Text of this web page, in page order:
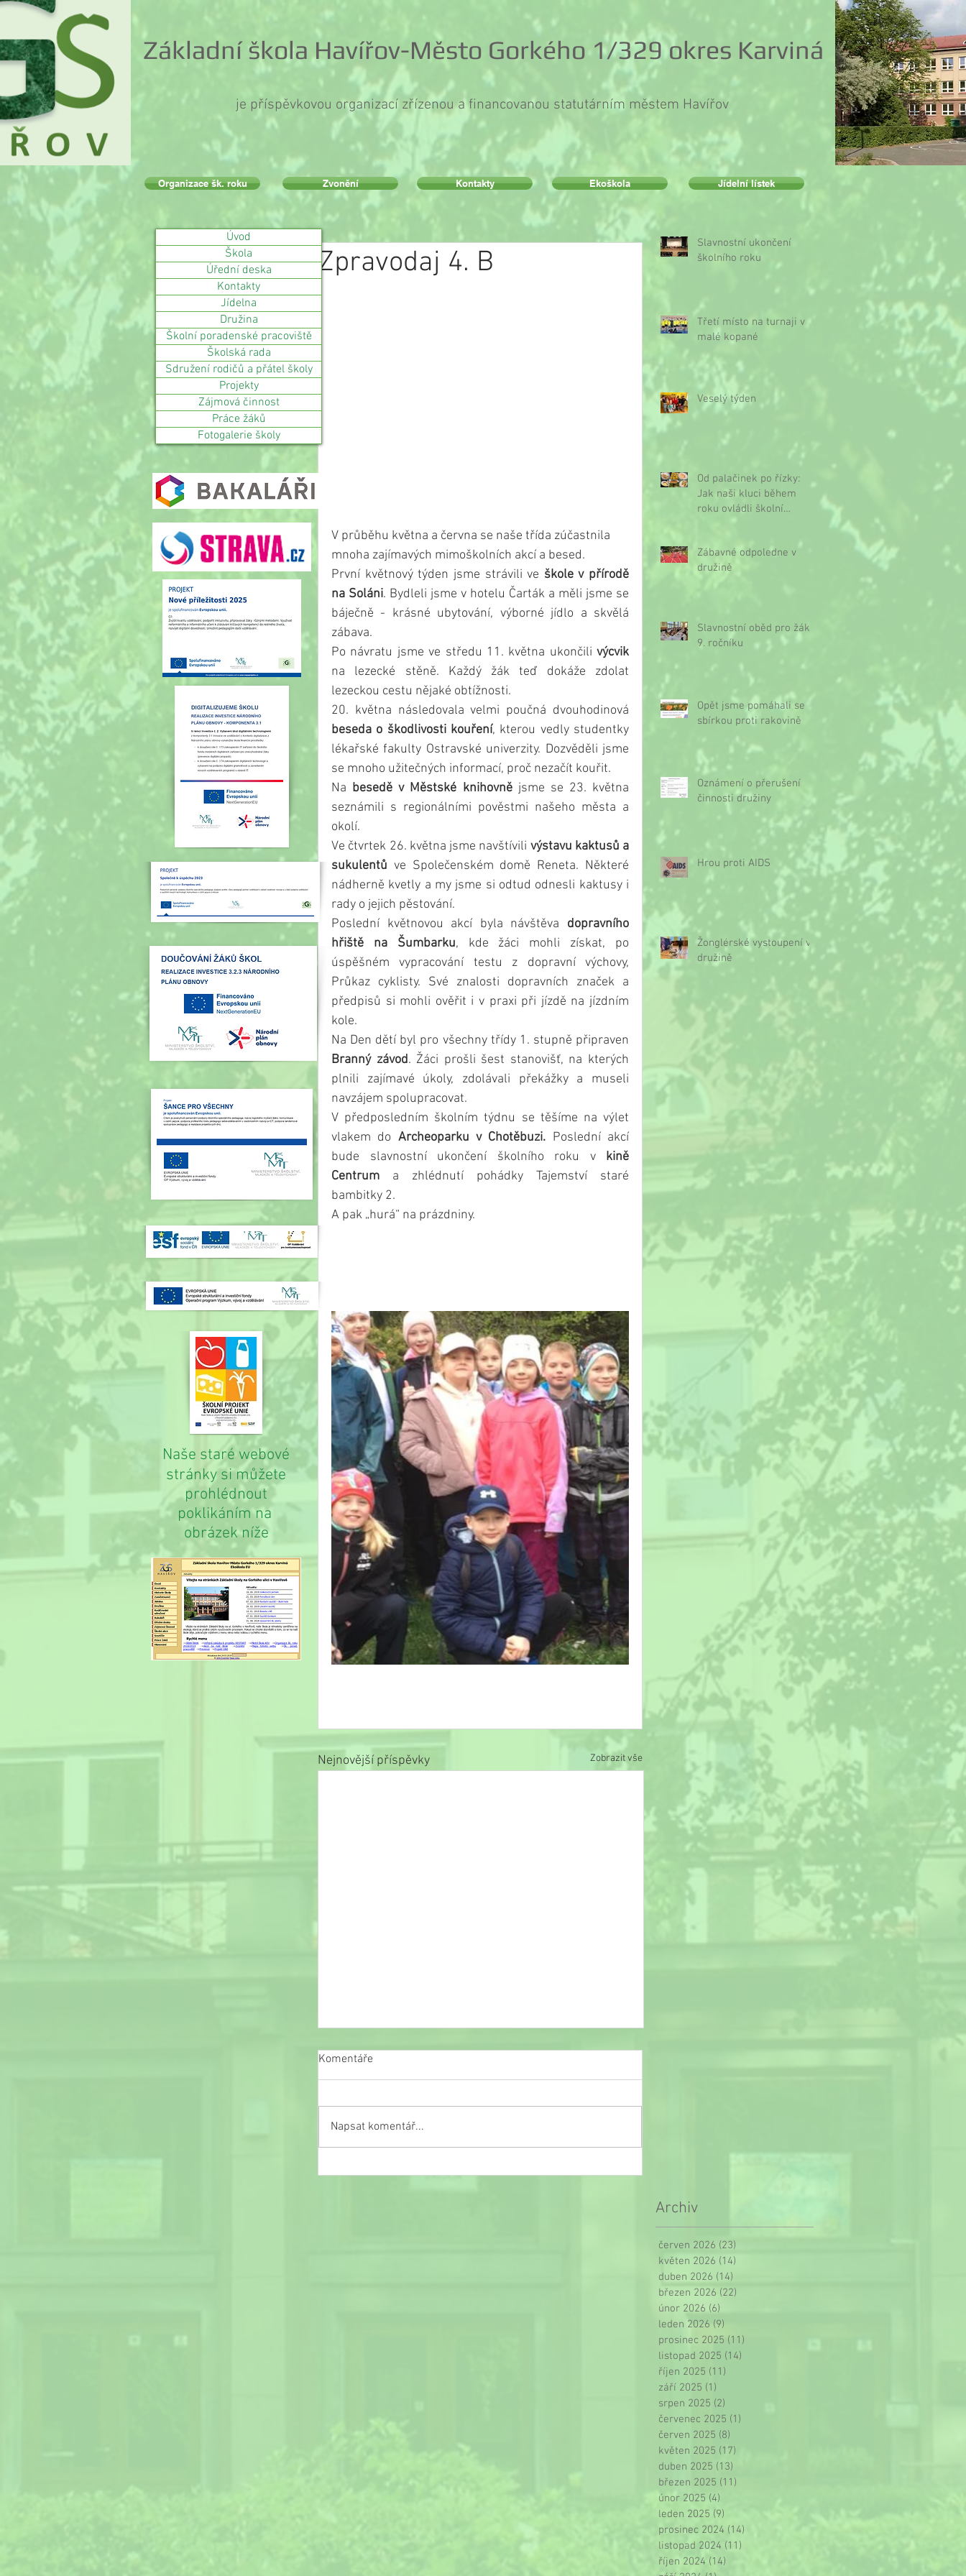
Základní škola Havířov-Město Gorkého 1/329 okres Karviná
je příspěvkovou organizací zřízenou a financovanou statutárním městem Havířov
Zpravodaj 4. B
V průběhu května a června se naše třída zúčastnila
mnoha zajímavých mimoškolních akcí a besed.
První květnový týden jsme strávili ve škole v přírodě
na Soláni. Bydleli jsme v hotelu Čarták a měli jsme se
báječně - krásné ubytování, výborné jídlo a skvělá
zábava.
Po návratu jsme ve středu 11. května ukončili výcvik
na lezecké stěně. Každý žák teď dokáže zdolat
lezeckou cestu nějaké obtížnosti.
beseda o škodlivosti kouření, kterou vedly studentky
lékařské fakulty Ostravské univerzity. Dozvěděli jsme
se mnoho užitečných informací, proč nezačít kouřit.
Na besedě v Městské knihovně jsme se 23. května
seznámili s regionálními pověstmi našeho města a
okolí.
Ve čtvrtek 26. května jsme navštívili výstavu kaktusů a
sukulentů ve Společenském domě Reneta. Některé
nádherně kvetly a my jsme si odtud odnesli kaktusy i
rady o jejich pěstování.
Poslední květnovou akcí byla návštěva dopravního
hřiště na Šumbarku, kde žáci mohli získat, po
úspěšném vypracování testu z dopravní výchovy,
Průkaz cyklisty. Své znalosti dopravních značek a
předpisů si mohli ověřit i v praxi při jízdě na jízdním
kole.
Branný závod. Žáci prošli šest stanovišť, na kterých
plnili zajímavé úkoly, zdolávali překážky a museli
navzájem spolupracovat.
V předposledním školním týdnu se těšíme na výlet
vlakem do Archeoparku v Chotěbuzi. Poslední akcí
bude slavnostní ukončení školního roku v kině
Centrum a zhlédnutí pohádky Tajemství staré
bambitky 2.
A pak „hurá“ na prázdniny.
Nejnovější příspěvky Zobrazit vše
Slavnostní ukončení školního roku
Komentáře
Napsat komentář...
Slavnostní ukončení
školního roku
Třetí místo na turnaji v
malé kopané
Veselý týden
Od palačinek po řízky:
Jak naši kluci během
roku ovládli školní
kuchyňku
Zábavné odpoledne v
družině
Slavnostní oběd pro žáky
9. ročníku
Opět jsme pomáhali se
sbírkou proti rakovině
Oznámení o přerušení
činnosti družiny
Hrou proti AIDS
Žonglérské vystoupení v
družině
Archiv
červen 2026 (23)
květen 2026 (14)
duben 2026 (14)
březen 2026 (22)
únor 2026 (6)
leden 2026 (9)
prosinec 2025 (11)
listopad 2025 (14)
říjen 2025 (11)
září 2025 (1)
srpen 2025 (2)
červenec 2025 (1)
červen 2025 (8)
květen 2025 (17)
duben 2025 (13)
březen 2025 (11)
únor 2025 (4)
leden 2025 (9)
prosinec 2024 (14)
listopad 2024 (11)
říjen 2024 (14)
Organizace šk. roku Zvonění Kontakty Ekoškola Jídelní lístek
Naše staré webové
stránky si můžete
prohlédnout
poklikáním na
obrázek níže
Úvod
Škola
Úřední deska
Kontakty
Jídelna
Družina
Školní poradenské pracoviště
Školská rada
Sdružení rodičů a přátel školy
Projekty
Zájmová činnost
Práce žáků
Fotogalerie školy